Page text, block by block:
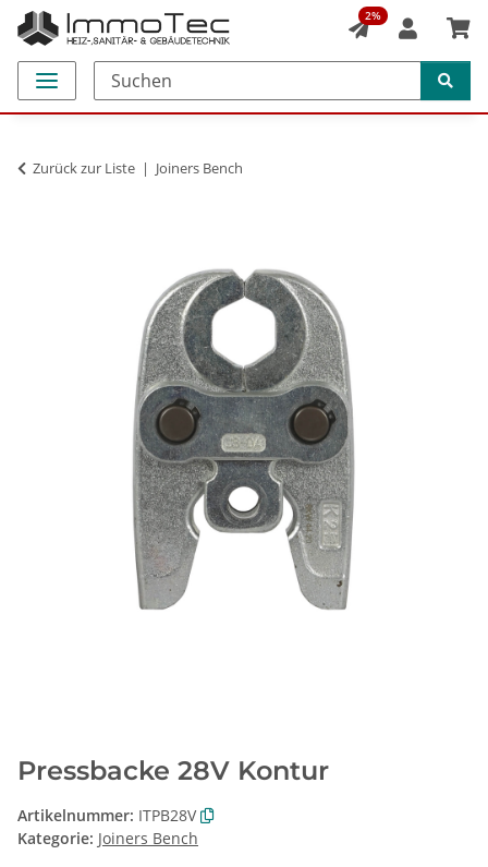
2%
Zurück zur Liste Joiners Bench
Pressbacke 28V Kontur
Artikelnummer: ITPB28V
Kategorie: Joiners Bench